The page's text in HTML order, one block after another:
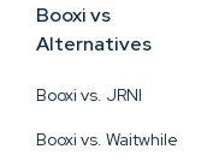
Booxi vs
Alternatives
Booxi vs. JRNI
Booxi vs. Waitwhile